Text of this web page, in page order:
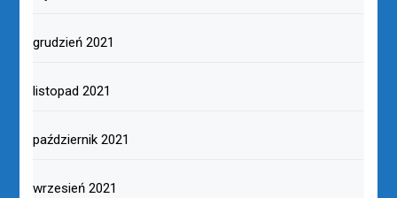
grudzień 2021
listopad 2021
październik 2021
wrzesień 2021